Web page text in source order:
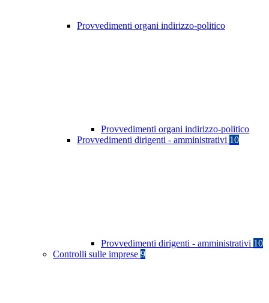
Provvedimenti organi indirizzo-politico
Provvedimenti organi indirizzo-politico
Provvedimenti dirigenti - amministrativi 10
Provvedimenti dirigenti - amministrativi 10
Controlli sulle imprese 9